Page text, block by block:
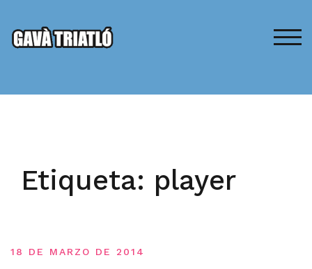
contenido
Etiqueta: player
18 DE MARZO DE 2014